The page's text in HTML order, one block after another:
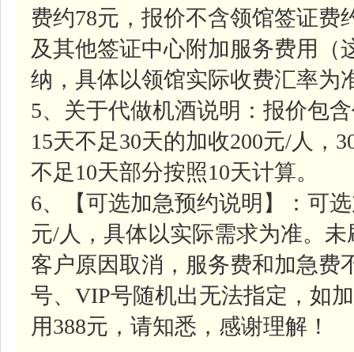
费约78元，报价不含领馆签证费
及其他签证中心附加服务费用（
纳，具体以领馆实际收费汇率为
5、关于代做机酒说明：报价包
15天不足30天的加收200元/人，
不足10天部分按照10天计算。
6、【可选加急预约说明】：可
元/人，具体以实际需求为准。
客户原因取消，服务费和加急费
号、VIP号随机出无法指定，如
用388元，请知悉，感谢理解！